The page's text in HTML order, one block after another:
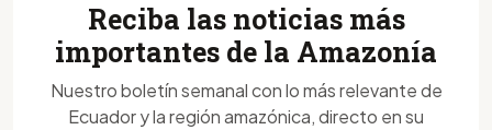
Reciba las noticias más
importantes de la Amazonía
Nuestro boletín semanal con lo más relevante de
Ecuador y la región amazónica, directo en su